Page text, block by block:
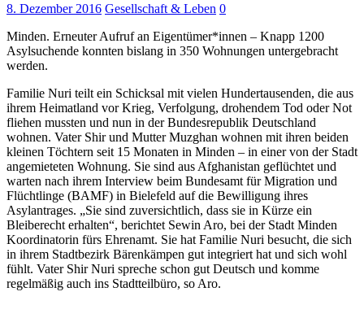
8. Dezember 2016 Gesellschaft & Leben 0
Minden. Erneuter Aufruf an Eigentümer*innen – Knapp 1200
Asylsuchende konnten bislang in 350 Wohnungen untergebracht
werden.
Familie Nuri teilt ein Schicksal mit vielen Hundertausenden, die aus
ihrem Heimatland vor Krieg, Verfolgung, drohendem Tod oder Not
fliehen mussten und nun in der Bundesrepublik Deutschland
wohnen. Vater Shir und Mutter Muzghan wohnen mit ihren beiden
kleinen Töchtern seit 15 Monaten in Minden – in einer von der Stadt
angemieteten Wohnung. Sie sind aus Afghanistan geflüchtet und
warten nach ihrem Interview beim Bundesamt für Migration und
Flüchtlinge (BAMF) in Bielefeld auf die Bewilligung ihres
Asylantrages. „Sie sind zuversichtlich, dass sie in Kürze ein
Bleiberecht erhalten“, berichtet Sewin Aro, bei der Stadt Minden
Koordinatorin fürs Ehrenamt. Sie hat Familie Nuri besucht, die sich
in ihrem Stadtbezirk Bärenkämpen gut integriert hat und sich wohl
fühlt. Vater Shir Nuri spreche schon gut Deutsch und komme
regelmäßig auch ins Stadtteilbüro, so Aro.